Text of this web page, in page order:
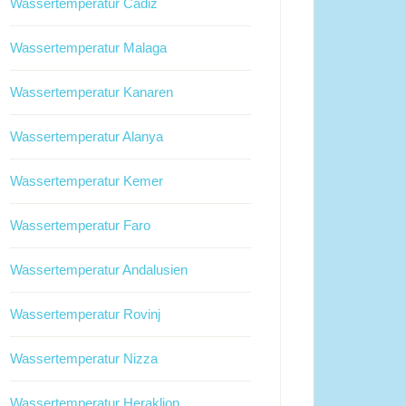
Wassertemperatur Cadiz
Wassertemperatur Malaga
Wassertemperatur Kanaren
Wassertemperatur Alanya
Wassertemperatur Kemer
Wassertemperatur Faro
Wassertemperatur Andalusien
Wassertemperatur Rovinj
Wassertemperatur Nizza
Wassertemperatur Heraklion